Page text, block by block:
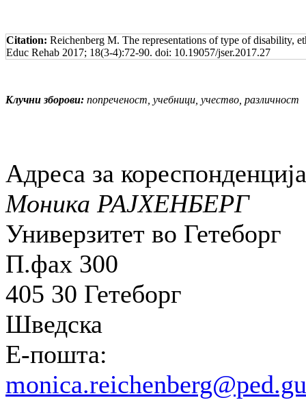
Citation: Reichenberg M. The representations of type of disability,
Educ Rehab 2017; 18(3-4):72-90. doi: 10.19057/jser.2017.27
Клучни зборови: попреченост, учебници, учество, различност
Адреса за
Моника РАЈХЕНБЕРГ
Универзитет во Гетеборг
П.фах 300
405 30 Гетеборг
Шведска
Е-пошта: